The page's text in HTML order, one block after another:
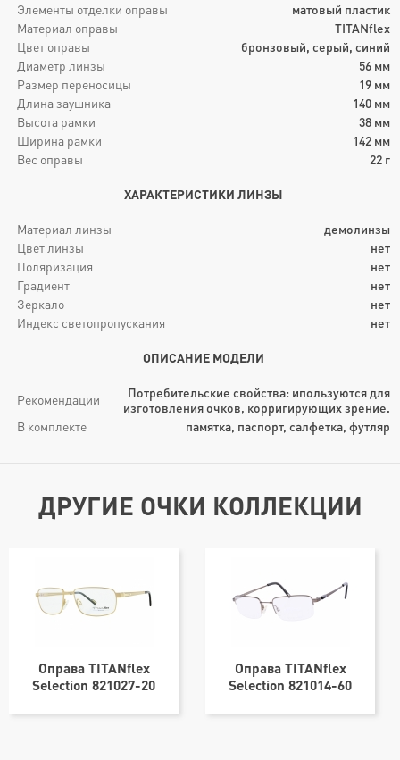
Элементы отделки оправы
матовый пластик
Материал оправы
TITANflex
Цвет оправы
бронзовый, серый, синий
Диаметр линзы
56 мм
Размер переносицы
19 мм
Длина заушника
140 мм
Высота рамки
38 мм
Ширина рамки
142 мм
Вес оправы
22 г
ХАРАКТЕРИСТИКИ ЛИНЗЫ
Материал линзы
демолинзы
Цвет линзы
нет
Поляризация
нет
Градиент
нет
Зеркало
нет
Индекс светопропускания
нет
ОПИСАНИЕ МОДЕЛИ
Рекомендации
Потребительские свойства: ипользуются для
изготовления очков, корригирующих зрение.
В комплекте
памятка, паспорт, салфетка, футляр
ДРУГИЕ ОЧКИ КОЛЛЕКЦИИ
Оправа TITANflex
Selection 821027-20
Оправа TITANflex
Selection 821014-60